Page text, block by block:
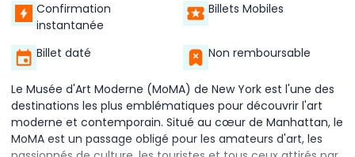
Confirmation
instantanée
Billets Mobiles
Billet daté Non remboursable
Le Musée d'Art Moderne (MoMA) de New York est l'une des
destinations les plus emblématiques pour découvrir l'art
moderne et contemporain. Situé au cœur de Manhattan, le
MoMA est un passage obligé pour les amateurs d'art, les